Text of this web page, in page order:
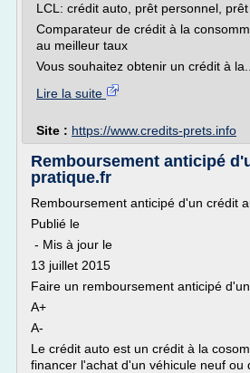
LCL: crédit auto, prêt personnel,
Comparateur de crédit à la
au meilleur taux
Vous souhaitez obtenir un crédit à la...
Lire la suite
Site : https://www.credits-prets.info
Remboursement anticipé
pratique.fr
Remboursement anticipé d'un crédit
Publié le
- Mis à jour le
13 juillet 2015
Faire un remboursement anticipé
A+
A-
Le crédit auto est un crédit à la
financer l'achat d'un véhicule neuf ou